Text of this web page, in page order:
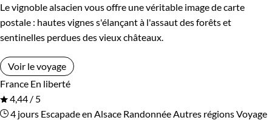
Le vignoble alsacien vous offre une véritable image de carte
postale : hautes vignes s'élançant à l'assaut des forêts et
sentinelles perdues des vieux châteaux.
Voir le voyage
France En liberté
4,44 / 5
4 jours Escapade en Alsace Randonnée Autres régionsVoyage